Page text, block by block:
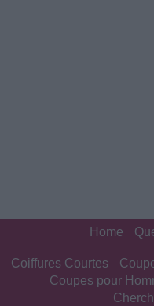
Home
Coiffures Courtes
Coupes pour